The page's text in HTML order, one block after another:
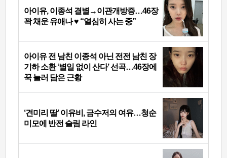
아이유, 이종석 결별→이관개방증…46장
꽉 채운 유애나 ♥ “열심히 사는 중”
아이유 전 남친 이종석 아닌 전전 남친 장
기하 소환 ‘별일 없이 산다’ 선곡…46장에
꾹 눌러 담은 근황
‘견미리 딸’ 이유비, 금수저의 여유…청순
미모에 반전 슬림 라인